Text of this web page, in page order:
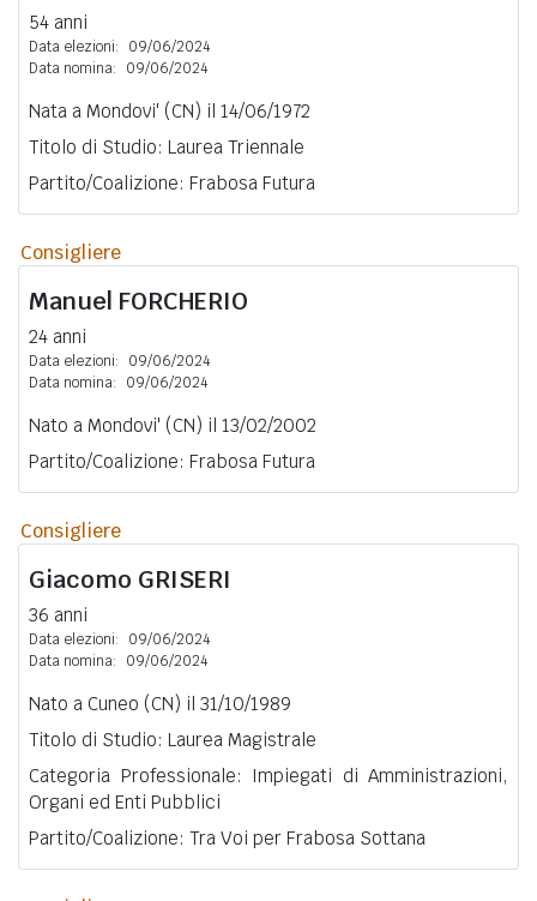
54 anni
Data elezioni:
09/06/2024
Data nomina:
09/06/2024
Nata a Mondovi' (CN) il 14/06/1972
Titolo di Studio: Laurea Triennale
Partito/Coalizione: Frabosa Futura
Consigliere
Manuel FORCHERIO
24 anni
Data elezioni:
09/06/2024
Data nomina:
09/06/2024
Nato a Mondovi' (CN) il 13/02/2002
Partito/Coalizione: Frabosa Futura
Consigliere
Giacomo GRISERI
36 anni
Data elezioni:
09/06/2024
Data nomina:
09/06/2024
Nato a Cuneo (CN) il 31/10/1989
Titolo di Studio: Laurea Magistrale
Categoria Professionale: Impiegati di Amministrazioni,
Organi ed Enti Pubblici
Partito/Coalizione: Tra Voi per Frabosa Sottana